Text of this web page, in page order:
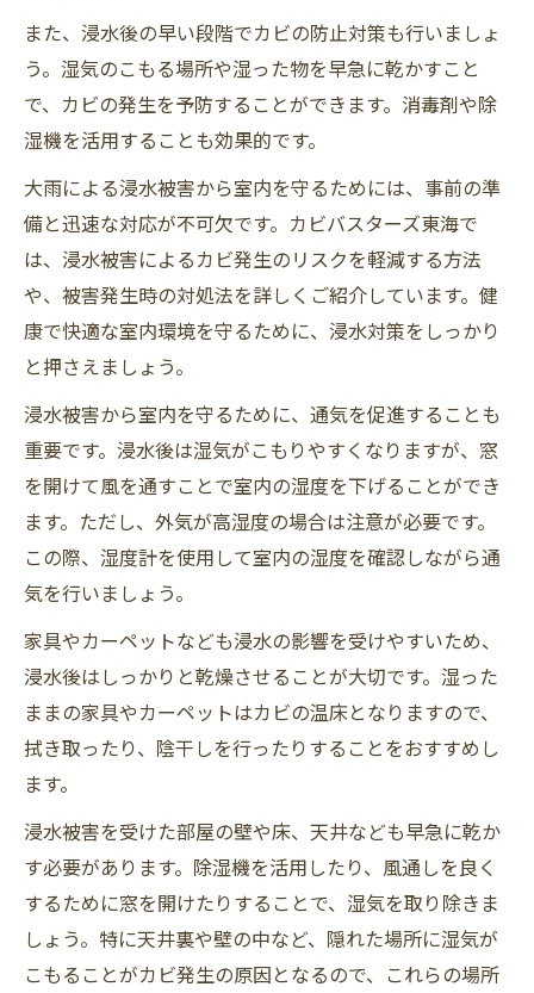
また、浸水後の早い段階でカビの防止対策も行いましょ
う。湿気のこもる場所や湿った物を早急に乾かすこと
で、カビの発生を予防することができます。消毒剤や除
湿機を活用することも効果的です。
大雨による浸水被害から室内を守るためには、事前の準
備と迅速な対応が不可欠です。カビバスターズ東海で
は、浸水被害によるカビ発生のリスクを軽減する方法
や、被害発生時の対処法を詳しくご紹介しています。健
康で快適な室内環境を守るために、浸水対策をしっかり
と押さえましょう。
浸水被害から室内を守るために、通気を促進することも
重要です。浸水後は湿気がこもりやすくなりますが、窓
を開けて風を通すことで室内の湿度を下げることができ
ます。ただし、外気が高湿度の場合は注意が必要です。
この際、湿度計を使用して室内の湿度を確認しながら通
気を行いましょう。
家具やカーペットなども浸水の影響を受けやすいため、
浸水後はしっかりと乾燥させることが大切です。湿った
ままの家具やカーペットはカビの温床となりますので、
拭き取ったり、陰干しを行ったりすることをおすすめし
ます。
浸水被害を受けた部屋の壁や床、天井なども早急に乾か
す必要があります。除湿機を活用したり、風通しを良く
するために窓を開けたりすることで、湿気を取り除きま
しょう。特に天井裏や壁の中など、隠れた場所に湿気が
こもることがカビ発生の原因となるので、これらの場所